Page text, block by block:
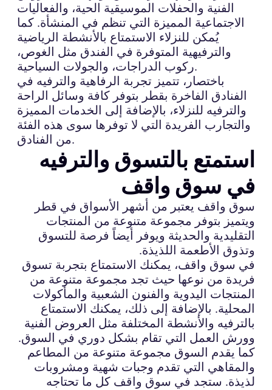
الفنية والحفلات الموسيقية الحية، والفعاليات
الاجتماعية المميزة التي تنظم في المنشأة. كما
يُمكن للنزلاء الاستمتاع بالأنشطة الرياضية
والترفيهية المتوفرة في الفندق مثل الغوص،
ركوب الدراجات، والجولات السياحية.
باختصار، تتميز تجربة الرفاهية والترفيه في
الفنادق الفاخرة بقطر بتوفر كافة وسائل الراحة
والترفيه للنزلاء، بالإضافة إلى الخدمات المميزة
والتجارب الفريدة التي لا توفرها سوى هذه الفئة
من الفنادق.
استمتع بالتسوق والترفيه
في سوق واقف
سوق واقف يعتبر من أشهر الأسواق في قطر
ويتميز بتوفر مجموعة متنوعة من المنتجات
التقليدية والحديثة ويوفر أيضاً فرصة للتسوق
وتذوق الأطعمة اللذيذة.
في سوق واقف، يمكنك الاستمتاع بتجربة تسوق
فريدة من نوعها حيث تجد مجموعة متنوعة من
المنتجات اليدوية والفنون الشعبية والمأكولات
المحلية. بالإضافة إلى ذلك، يمكنك الاستمتاع
بالترفيه والأنشطة المختلفة مثل العروض الفنية
وورش العمل التي تقام بشكل دوري في السوق.
كما يقدم السوق مجموعة متنوعة من المطاعم
والمقاهي التي تقدم وجبات شهية ومشروبات
لذيذة. ستجد في سوق واقف كل ما تحتاجه